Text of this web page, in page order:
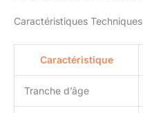
Caractéristiques Techniques
Caractéristique
Tranche d’âge